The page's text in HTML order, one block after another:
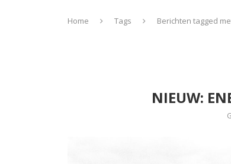
Home Tags Berichten tagged
NIEUW: